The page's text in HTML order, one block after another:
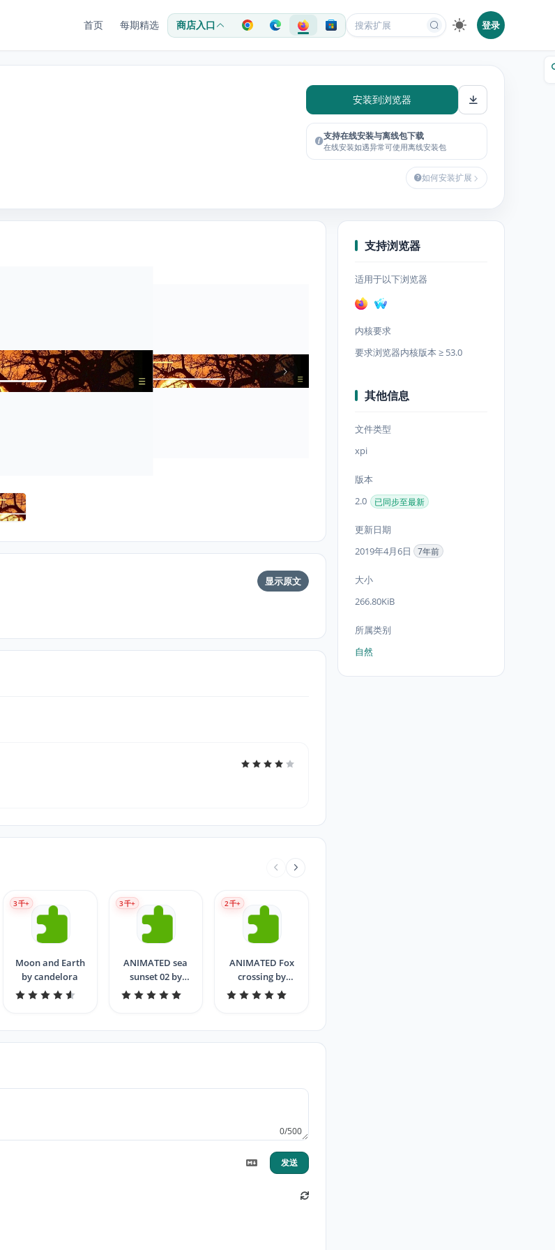
首页 每期精选 商店入口 登录
安装到浏览器
支持在线安装与离线包下载
在线安装如遇异常可使用离线安装包
如何安装扩展
显示原文
Moon and Earth
by candelora
3千+
ANIMATED sea
sunset 02 by
candelora
3千+
ANIMATED Fox
crossing by
candelora
2千+
0/500
发送
支持浏览器
适用于以下浏览器
内核要求
要求浏览器内核版本 ≥ 53.0
其他信息
文件类型
xpi
版本
2.0
已同步至最新
更新日期
2019年4月6日
7年前
大小
266.80KiB
所属类别
自然